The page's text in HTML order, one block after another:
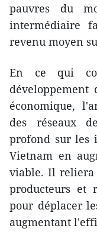
pauvres du
intermédiaire
revenu moyen
En ce qui
économique,
des réseaux
profond sur les
Vietnam en
viable. Il reliera
producteurs et
pour déplacer
augmentant